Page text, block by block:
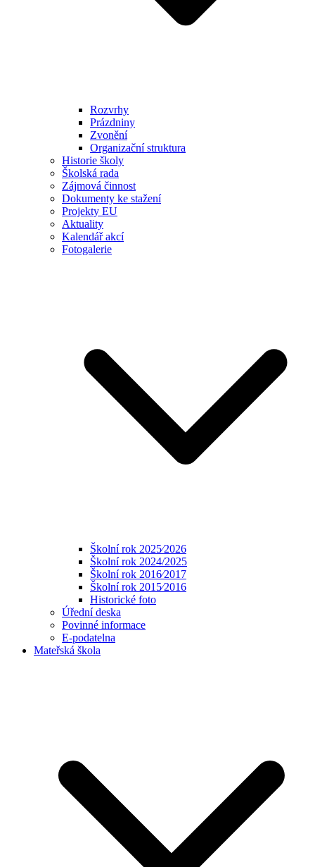
Rozvrhy
Prázdniny
Zvonění
Organizační struktura
Historie školy
Školská rada
Zájmová činnost
Dokumenty ke stažení
Projekty EU
Aktuality
Kalendář akcí
Fotogalerie
Školní rok 2025⁄2026
Školní rok 2024/2025
Školní rok 2016⁄2017
Školní rok 2015⁄2016
Historické foto
Úřední deska
Povinné informace
E-podatelna
Mateřská škola